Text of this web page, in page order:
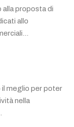
alla proposta di
allo
meglio per poter
nella